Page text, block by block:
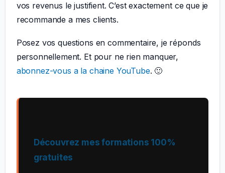
vos revenus le justifient. C’est exactement ce que je
recommande a mes clients.
Posez vos questions en commentaire, je réponds
personnellement. Et pour ne rien manquer,
abonnez-vous a la chaine YouTube. 🙂
Découvrez mes formations 100%
gratuites